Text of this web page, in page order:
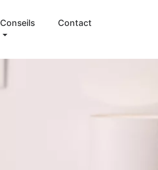
Conseils Contact